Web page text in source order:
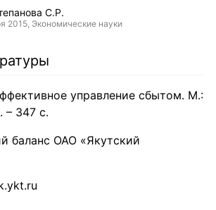
С.Р.
2015, Экономические науки
управление сбытом. М.:
– 347 с.
баланс ОАО «Якутский